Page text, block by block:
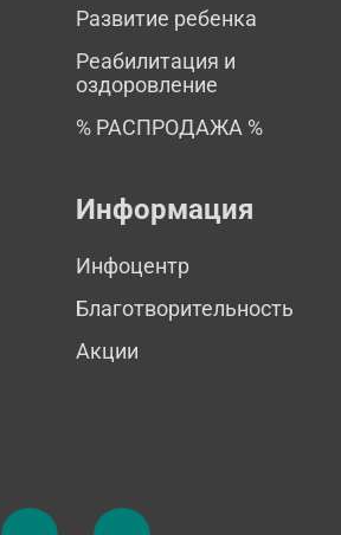
Развитие ребенка
Реабилитация и
оздоровление
% РАСПРОДАЖА %
Информация
Инфоцентр
Благотворительность
Акции